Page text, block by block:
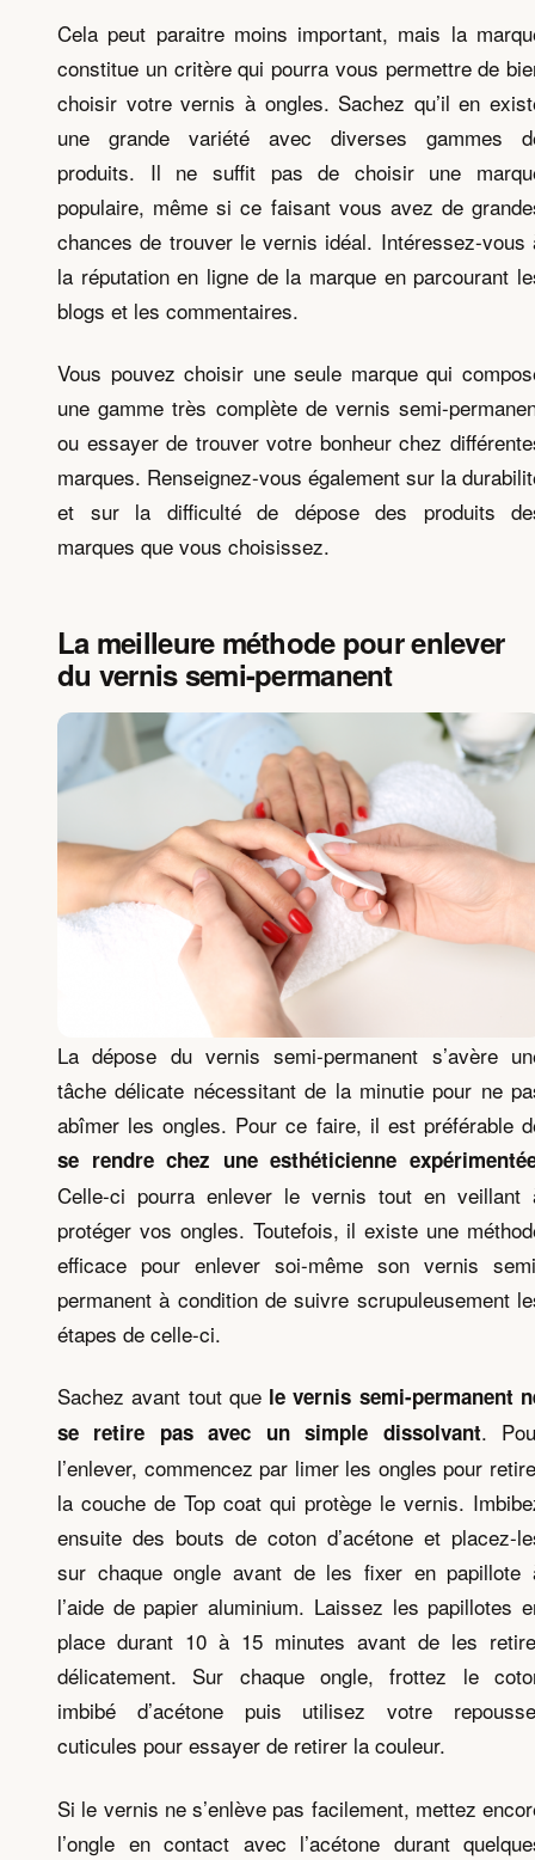
Cela peut paraitre moins important, mais la
constitue un critère qui pourra vous permettre de
choisir votre vernis à ongles. Sachez qu’il en
une grande variété avec diverses gammes
produits. Il ne suffit pas de choisir une
populaire, même si ce faisant vous avez de
chances de trouver le vernis idéal. Intéressez-vous
la réputation en ligne de la marque en parcourant
blogs et les commentaires.
Vous pouvez choisir une seule marque qui
une gamme très complète de vernis semi-
ou essayer de trouver votre bonheur chez
marques. Renseignez-vous également sur la
et sur la difficulté de dépose des produits
marques que vous choisissez.
La meilleure méthode pour enlever
du vernis semi-permanent
La dépose du vernis semi-permanent s’avère
tâche délicate nécessitant de la minutie pour ne
abîmer les ongles. Pour ce faire, il est préférable
se rendre chez une esthéticienne
Celle-ci pourra enlever le vernis tout en veillant
protéger vos ongles. Toutefois, il existe une
efficace pour enlever soi-même son vernis
permanent à condition de suivre scrupuleusement
étapes de celle-ci.
Sachez avant tout que le vernis semi-permanent
se retire pas avec un simple dissolvant.
l’enlever, commencez par limer les ongles pour
la couche de Top coat qui protège le vernis.
ensuite des bouts de coton d’acétone et placez-
sur chaque ongle avant de les fixer en papillote
l’aide de papier aluminium. Laissez les papillotes
place durant 10 à 15 minutes avant de les
délicatement. Sur chaque ongle, frottez le
imbibé d’acétone puis utilisez votre
cuticules pour essayer de retirer la couleur.
Si le vernis ne s’enlève pas facilement, mettez
l’ongle en contact avec l’acétone durant